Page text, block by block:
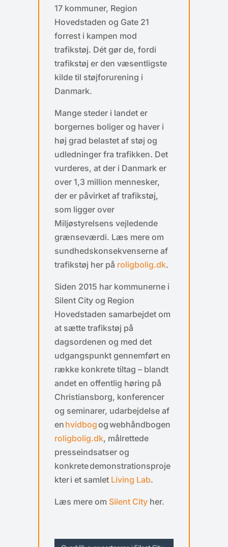
17 kommuner, Region
Hovedstaden og Gate 21
forrest i kampen mod
trafikstøj. Dét gør de, fordi
trafikstøj er den væsentligste
kilde til støjforurening i
Danmark.
Mange steder i landet er
borgernes boliger og haver i
høj grad belastet af støj og
udledninger fra trafikken. Det
vurderes, at der i Danmark er
over 1,3 million mennesker,
der er påvirket af trafikstøj,
som ligger over
Miljøstyrelsens vejledende
grænseværdi. Læs mere om
sundhedskonsekvenserne af
trafikstøj her på roligbolig.dk.
Siden 2015 har kommunerne i
Silent City og Region
Hovedstaden samarbejdet om
at sætte trafikstøj på
dagsordenen og med det
udgangspunkt gennemført en
række konkrete tiltag – blandt
andet en offentlig høring på
Christiansborg, konferencer
og seminarer, udarbejdelse af
en hvidbogog webhåndbogen
roligbolig.dk, målrettede
presseindsatser og
konkrete demonstrationsproje
kter i et samlet Living Lab.
Læs mere om Silent Cityher.